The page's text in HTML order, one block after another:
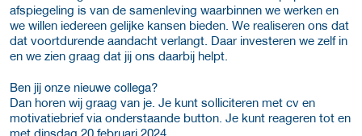
afspiegeling is van de samenleving waarbinnen we werken en
we willen iedereen gelijke kansen bieden. We realiseren ons dat
dat voortdurende aandacht verlangt. Daar investeren we zelf in
en we zien graag dat jij ons daarbij helpt.
Ben jij onze nieuwe collega?
Dan horen wij graag van je. Je kunt solliciteren met cv en
motivatiebrief via onderstaande button. Je kunt reageren tot en
met dinsdag 20 februari 2024.